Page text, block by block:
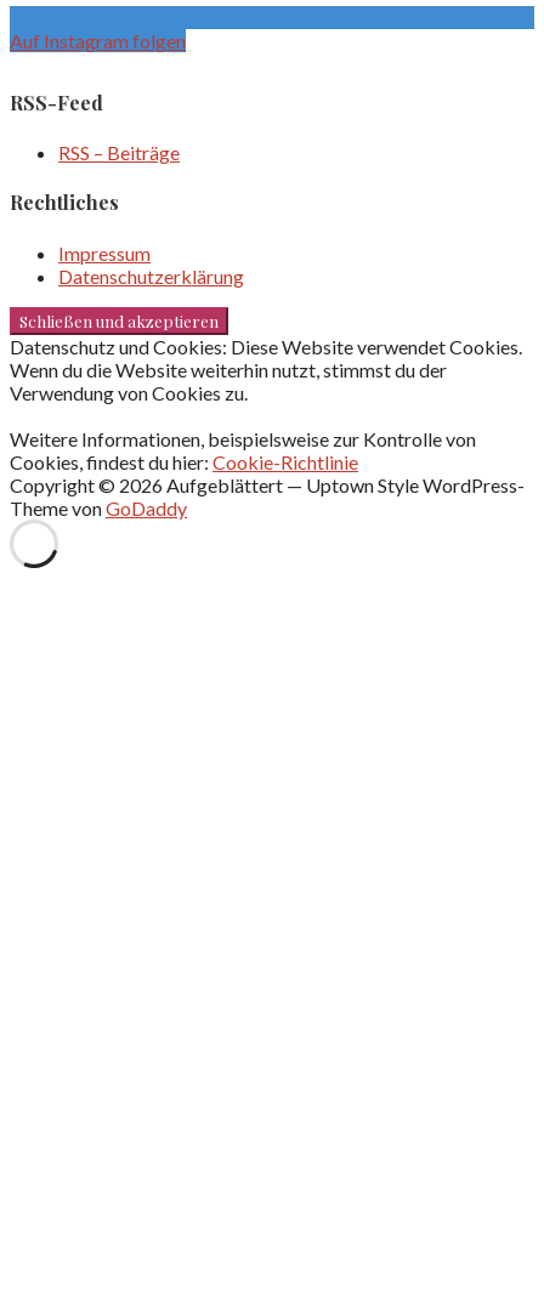
Auf Instagram folgen
RSS-Feed
RSS – Beiträge
Rechtliches
Impressum
Datenschutzerklärung
Datenschutz und Cookies: Diese Website verwendet Cookies.
Wenn du die Website weiterhin nutzt, stimmst du der
Verwendung von Cookies zu.
Weitere Informationen, beispielsweise zur Kontrolle von
Cookies, findest du hier: Cookie-Richtlinie
Copyright © 2026 Aufgeblättert — Uptown Style WordPress-
Theme vonGoDaddy